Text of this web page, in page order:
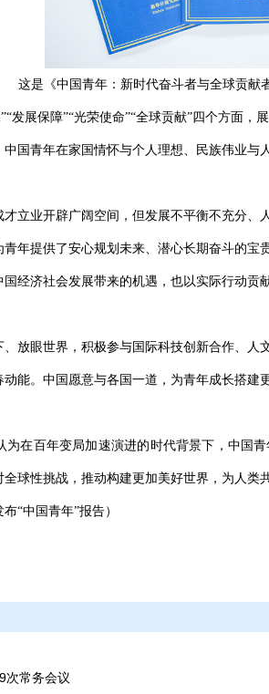
这是《中国青年：新时代奋斗者与全球贡献
发展保障”“光荣使命”“全球贡献”四个方面，
国青年在家国情怀与个人理想、民族伟业
立业开辟广阔空间，但发展不平衡不充分
年提供了安心规划未来、潜心长期奋斗的宝
经济社会发展带来的机遇，也以实际行动
放眼世界，积极参与国际科技创新合作、
能。中国愿意与各国一道，为青年成长搭
为在百年变局加速演进的时代背景下，中国
球性挑战，推动构建更加美好世界，为人类
“中国青年”报告）
次常务会议